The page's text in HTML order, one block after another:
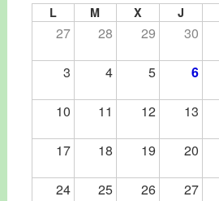
L M X J
27 28 29 30
3 4 5 6
10 11 12 13
17 18 19 20
24 25 26 27